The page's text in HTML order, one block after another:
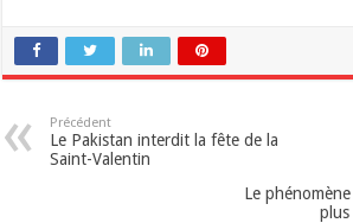
Précédent
Le Pakistan interdit la fête de la
Saint-Valentin
Le
plus